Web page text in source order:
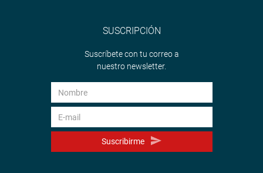
SUSCRIPCIÓN
Suscríbete con tu correo a
nuestro newsletter.
Suscribirme